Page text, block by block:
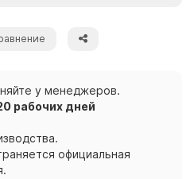
у менеджеров.
рабочих дней
официальная